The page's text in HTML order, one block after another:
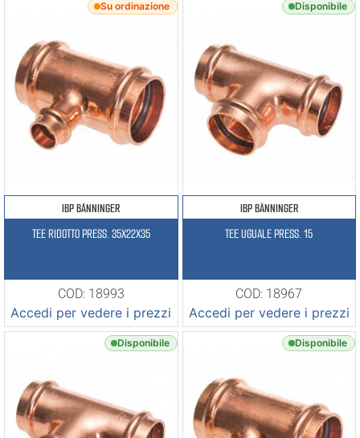
Su ordinazione
IBP BÄNNINGER
TEE RIDOTTO PRESS. 35X22X35
COD: 18993
Accedi per vedere i prezzi
Disponibile
IBP BÄNNINGER
TEE UGUALE PRESS. 15
COD: 18967
Accedi per vedere i prezzi
Disponibile Disponibile